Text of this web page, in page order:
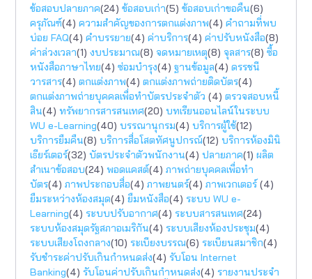
ข้อสอบปลายภาค(24) ข้อสอบเก่า(5) ข้อสอบเก่าขอคืน(6)
ครุภัณฑ์(4) ความสำคัญของการตกแต่งภาพ(4) คำถามที่พบ
บ่อย FAQ(4) คำบรรยาย(4) ค่าบริการ(4) ค่าปรับหนังสือ(8)
ค่าล่วงเวลา(1) งบประมาณ(8) จดหมายเหตุ(8) จุลสาร(8) ซื้อ
หนังสือภาษาไทย(4) ซ่อมบำรุง(4) ฐานข้อมูล(4) ดรรชนี
วารสาร(4) ตกแต่งภาพ(4) ตกแต่งภาพถ่ายติดบัตร(4)
ตกแต่งภาพถ่ายบุคคลเพื่อทำบัตรประจำตัว (4) ตรวจสอบหนี้
สิน(4) ทรัพยากรสารสนเทศ(20) บทเรียนออนไลน์ในระบบ
WU e-Learning(40) บรรณานุกรม(4) บริการผู้ใช้(12)
บริการยืมคืน(8) บริการสื่อโสตทัศนูปกรณ์(12) บริการห้องมินิ
เธียร์เตอร์(32) บัตรประจำตัวพนักงาน(4) ปลายภาค(1) ผลิต
สำเนาข้อสอบ(24) พอดแคสต์(4) ภาพถ่ายบุคคลเพื่อทำ
บัตร(4) ภาพประกอบสื่อ(4) ภาพยนตร์(4) ภาพเวกเตอร์(4)
ยืมระหว่างห้องสมุด(4) ยืมหนังสือ(4) ระบบ WU e-
Learning(4) ระบบปรับอากาศ(4) ระบบสารสนเทศ(24)
ระบบห้องสมุดรัฐสภาอเมริกัน(4) ระบบเสียงห้องประชุม(4)
ระบบเสียงโถงกลาง(10) ระเบียงบรรณ(6) ระเบียนสมาชิก(4)
รับชำระค่าปรับเกินกำหนดส่ง(4) รับโอน Internet
Banking(4) รับโอนค่าปรับเกินกำหนดส่ง(4) รายงานประจำ